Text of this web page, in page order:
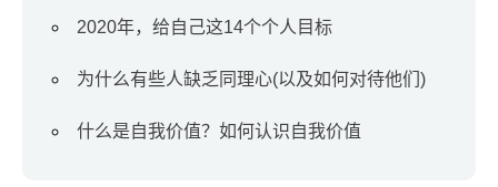
2020年，给自己这14个个人目标
为什么有些人缺乏同理心(以及如何对待他们)
什么是自我价值？如何认识自我价值